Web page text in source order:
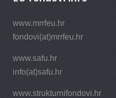
www.mrrfeu.hr
fondovi(at)mrrfeu.hr
www.safu.hr
info(at)safu.hr
www.strukturnifondovi.hr